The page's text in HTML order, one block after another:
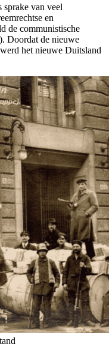
sprake van veel
en
de communistische
Doordat de nieuwe
het nieuwe Duitsland